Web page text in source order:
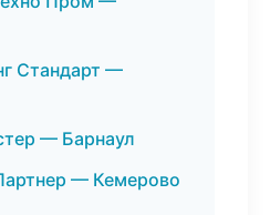
Стандарт —
— Барнаул
— Кемерово